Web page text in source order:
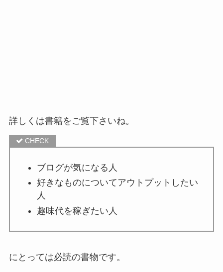
詳しくは書籍をご覧下さいね。
ブログが気になる人
好きなものについてアウトプットしたい
人
趣味代を稼ぎたい人
にとっては必読の書物です。